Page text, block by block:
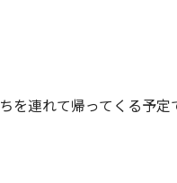
を連れて帰ってくる予定